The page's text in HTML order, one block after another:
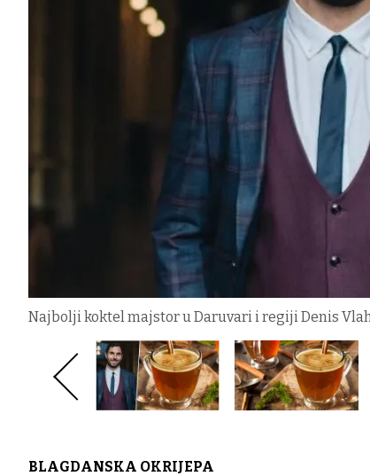
Najbolji koktel majstor u Daruvari i regiji Denis
BLAGDANSKA OKRIJEPA